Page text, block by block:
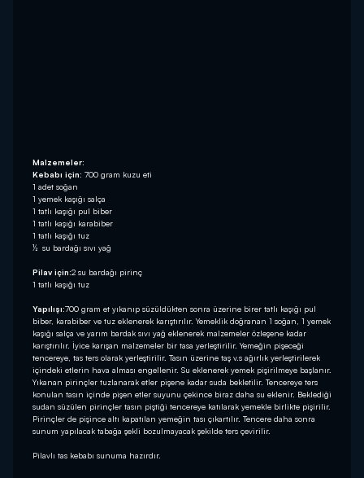
Malzemeler:
Kebabı için: 700 gram kuzu eti
1 adet soğan
1 yemek kaşığı salça
1 tatlı kaşığı pul biber
1 tatlı kaşığı karabiber
1 tatlı kaşığı tuz
½ su bardağı sıvı yağ
Pilav için:2 su bardağı pirinç
1 tatlı kaşığı tuz
Yapılışı:700 gram et yıkanıp süzüldükten sonra üzerine birer tatlı kaşığı pul
biber, karabiber ve tuz eklenerek karıştırılır. Yemeklik doğranan 1 soğan, 1 yemek
kaşığı salça ve yarım bardak sıvı yağ eklenerek malzemeler özleşene kadar
karıştırılır. İyice karışan malzemeler bir tasa yerleştirilir. Yemeğin pişeceği
tencereye, tas ters olarak yerleştirilir. Tasın üzerine taş v.s ağırlık yerleştirilerek
içindeki etlerin hava alması engellenir. Su eklenerek yemek pişirilmeye başlanır.
Yıkanan pirinçler tuzlanarak etler pişene kadar suda bekletilir. Tencereye ters
konulan tasın içinde pişen etler suyunu çekince biraz daha su eklenir. Beklediği
sudan süzülen pirinçler tasın piştiği tencereye katılarak yemekle birlikte pişirilir.
Pirinçler de pişince altı kapatılan yemeğin tası çıkartılır. Tencere daha sonra
sunum yapılacak tabağa şekli bozulmayacak şekilde ters çevirilir.
Pilavlı tas kebabı sunuma hazırdır.